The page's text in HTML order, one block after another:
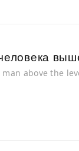
above the